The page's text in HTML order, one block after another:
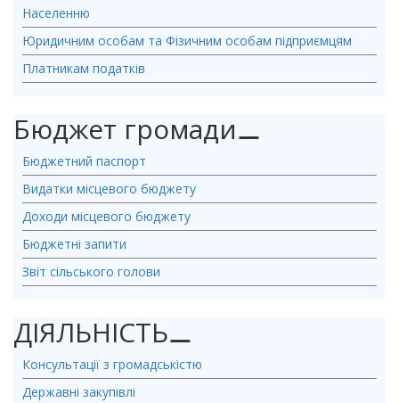
Населенню
Юридичним особам та Фізичним особам підприємцям
Платникам податків
Бюджет громади⚊
Бюджетний паспорт
Видатки місцевого бюджету
Доходи місцевого бюджету
Бюджетні запити
Звіт сільського голови
ДІЯЛЬНІСТЬ⚊
Консультації з громадськістю
Державні закупівлі